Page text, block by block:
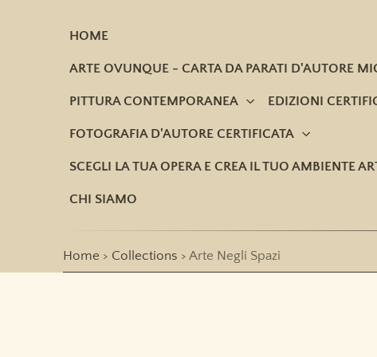
HOME
ARTE OVUNQUE - CARTA DA PARATI D'AUTORE
PITTURA CONTEMPORANEA EDIZIONI
FOTOGRAFIA D'AUTORE CERTIFICATA
SCEGLI LA TUA OPERA E CREA IL TUO AMBIENTE
CHI SIAMO
Home Collections Arte Negli Spazi